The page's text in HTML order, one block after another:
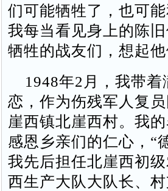
们可能牺牲了，也可
我每当看见身上的陈
牺牲的战友们，想起
1948年2月，我带着
恋，作为伤残军人复
崖西镇北崖西村。我
感恩乡亲们的仁心，“
我先后担任北崖西初
西生产大队大队长、